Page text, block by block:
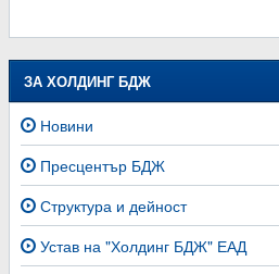
ЗА ХОЛДИНГ БДЖ
Новини
Пресцентър БДЖ
Структура и дейност
Устав на "Холдинг БДЖ" ЕАД